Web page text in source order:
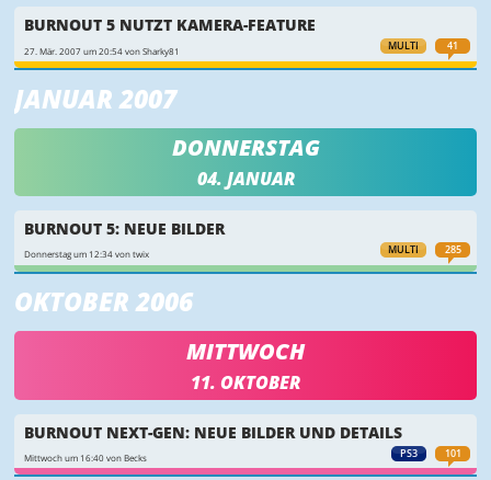
MULTI 41
BURNOUT 5 NUTZT KAMERA-FEATURE
27. Mär. 2007 um 20:54 von Sharky81
JANUAR 2007
DONNERSTAG
04. JANUAR
MULTI 285
BURNOUT 5: NEUE BILDER
Donnerstag um 12:34 von twix
OKTOBER 2006
MITTWOCH
11. OKTOBER
PS3 101
BURNOUT NEXT-GEN: NEUE BILDER UND DETAILS
Mittwoch um 16:40 von Becks